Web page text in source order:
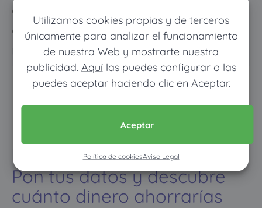
Utilizamos cookies propias y de terceros
únicamente para analizar el funcionamiento
de nuestra Web y mostrarte nuestra
publicidad. Aquílas puedes configurar o las
puedes aceptar haciendo clic en Aceptar.
Aceptar
Política de cookiesAviso Legal
cuando vayas mucho pagarás
como con un seguro médico
normal
Pon tus datos y descubre
cuánto dinero ahorrarías